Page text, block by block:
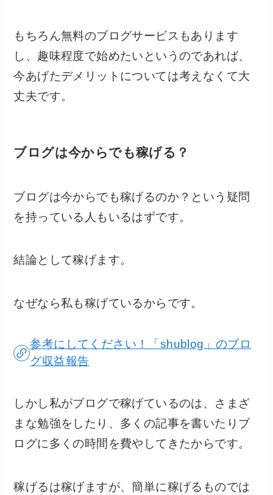
もちろん無料のブログサービスもあります
し、趣味程度で始めたいというのであれば、
今あげたデメリットについては考えなくて大
丈夫です。
ブログは今からでも稼げる？
ブログは今からでも稼げるのか？という疑問
を持っている人もいるはずです。
結論として稼げます。
なぜなら私も稼げているからです。
参考にしてください！「shublog」のブロ
グ収益報告
しかし私がブログで稼げているのは、さまざ
まな勉強をしたり、多くの記事を書いたりブ
ログに多くの時間を費やしてきたからです。
稼げるは稼げますが、簡単に稼げるものでは